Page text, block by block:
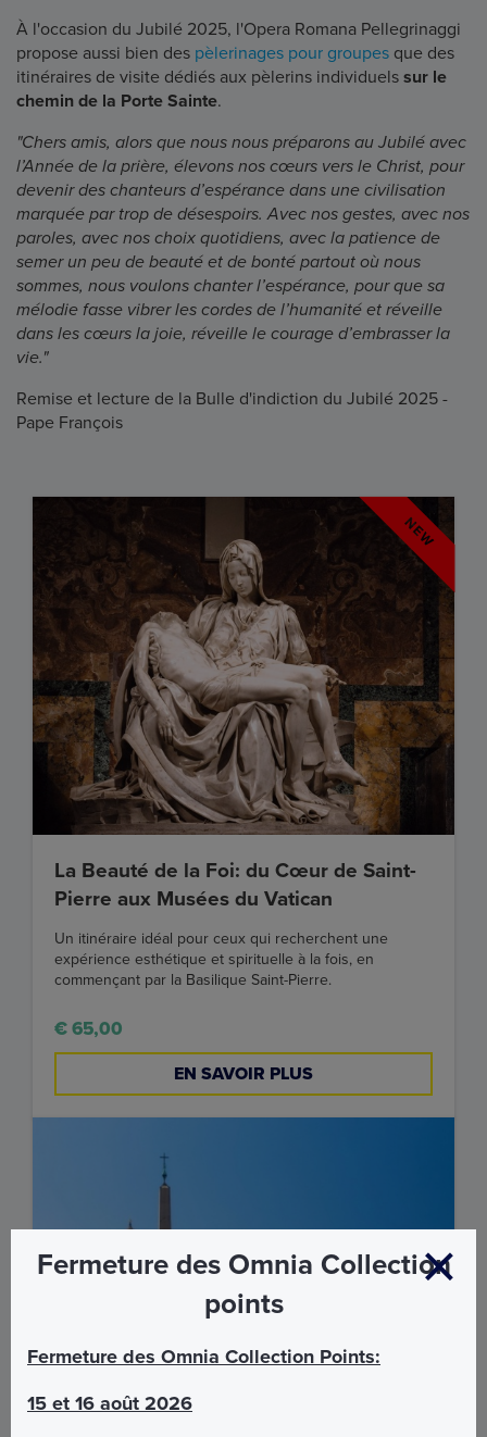
À l'occasion du Jubilé 2025, l'Opera Romana Pellegrinaggi
propose aussi bien des pèlerinages pour groupes que des
itinéraires de visite dédiés aux pèlerins individuels sur le
chemin de la Porte Sainte.
"Chers amis, alors que nous nous préparons au Jubilé avec
l’Année de la prière, élevons nos cœurs vers le Christ, pour
devenir des chanteurs d’espérance dans une civilisation
marquée par trop de désespoirs. Avec nos gestes, avec nos
paroles, avec nos choix quotidiens, avec la patience de
semer un peu de beauté et de bonté partout où nous
sommes, nous voulons chanter l’espérance, pour que sa
mélodie fasse vibrer les cordes de l’humanité et réveille
dans les cœurs la joie, réveille le courage d’embrasser la
vie."
Remise et lecture de la Bulle d'indiction du Jubilé 2025 -
Pape François
La Beauté de la Foi: du Cœur de Saint-
Pierre aux Musées du Vatican
Un itinéraire idéal pour ceux qui recherchent une
expérience esthétique et spirituelle à la fois, en
commençant par la Basilique Saint-Pierre.
€ 65,00
EN SAVOIR PLUS
Fermeture des Omnia Collection
points
Fermeture des Omnia Collection Points:
15 et 16 août 2026